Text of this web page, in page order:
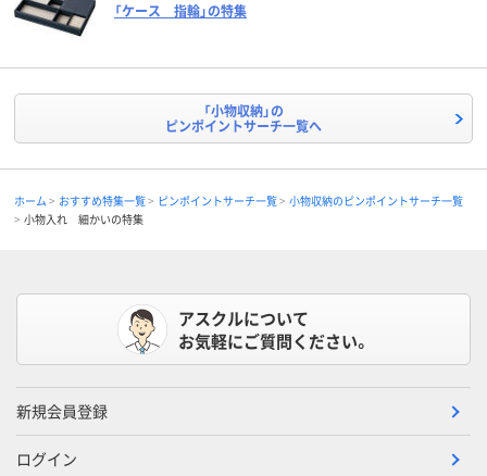
「ケース 指輪」の特集
「小物収納」の
ピンポイントサーチ一覧へ
ホーム おすすめ特集一覧 ピンポイントサーチ一覧
小物収納のピンポイントサーチ一覧
小物入れ 細かいの特集
アスクルについて
お気軽にご質問ください。
新規会員登録
ログイン